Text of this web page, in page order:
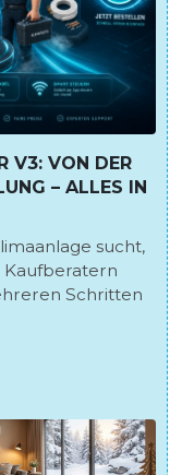
V3: VON DER
– ALLES IN
sucht,
Kaufberatern
Schritten